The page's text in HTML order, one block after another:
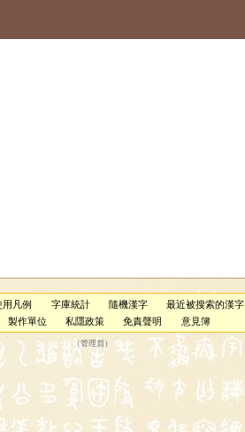
用凡例 字庫統計 隨機漢字
最近被搜索的漢字
製作單位 私隱政策 免責聲明 意見簿
（管理員 ）